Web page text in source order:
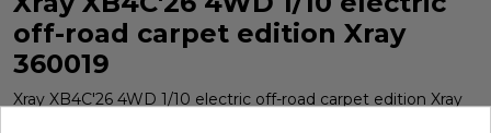
off-road carpet edition Xray
360019
Xray XB4C'26 4WD 1/10 electric off-road carpet edition Xray